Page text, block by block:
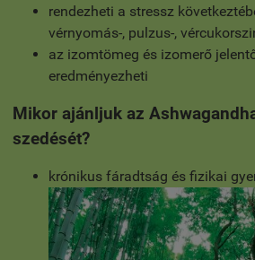
rendezheti a stressz
vérnyomás-, pulzus-,
az izomtömeg és izomerő
eredményezheti
Mikor ajánljuk az
szedését?
krónikus fáradtság és fizikai